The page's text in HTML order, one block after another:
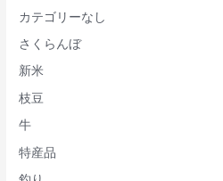
カテゴリーなし
さくらんぼ
新米
枝豆
牛
特産品